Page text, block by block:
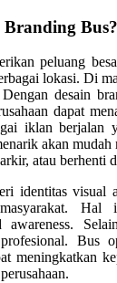
Bus?
peluang
lokasi. Di
desain
dapat
iklan berjalan
akan mudah
atau berhenti
identitas visual
Hal
awareness.
Bus
meningkatkan